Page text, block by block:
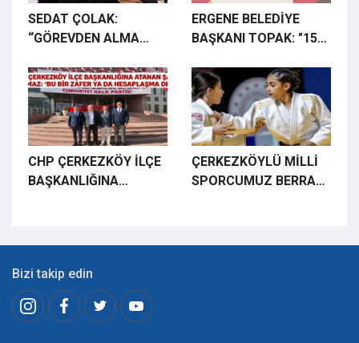
BÜYÜK BEĞENİ
TOPLADI
SEDAT ÇOLAK:
“GÖREVDEN ALMA
ETMİYORUZ”
ERGENE BELEDİYE
BAŞKANI TOPAK: "15
MİLLETİMİZİN
İRADESİNE SAHİP
ÇIKTIĞI DESTANDIR"
CHP ÇERKEZKÖY İLÇE
BAŞKANLIĞINA
ÇERKEZKÖYLÜ MİLLİ
SPORCUMUZ BERRA
Bizi takip edin